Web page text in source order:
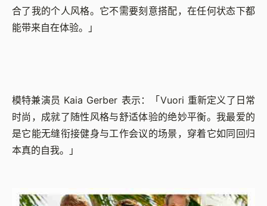
合了我的个人风格。它不需要刻意搭配，在任何状态下都
能带来自在体验。」
模特兼演员 Kaia Gerber 表示：「Vuori 重新定义了日常
时尚，成就了随性风格与舒适体验的绝妙平衡。我最爱的
是它能无缝衔接健身与工作会议的场景，穿着它如同回归
本真的自我。」